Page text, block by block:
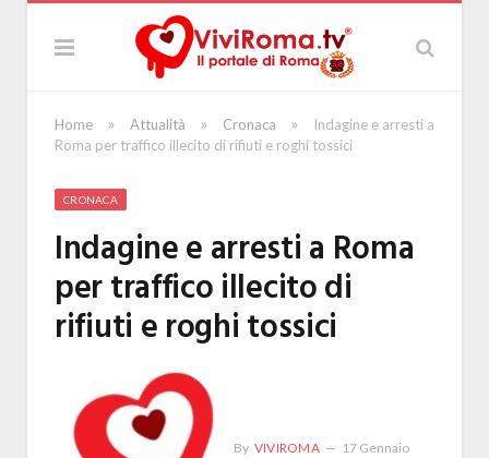
Home » Attualità » Cronaca »
Indagine e arresti a
Roma per traffico illecito di rifiuti e roghi tossici
CRONACA
Indagine e arresti a Roma
per traffico illecito di
rifiuti e roghi tossici
By VIVIROMA 17 Gennaio